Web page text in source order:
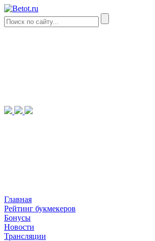
Главная
Рейтинг букмекеров
Бонусы
Новости
Трансляции